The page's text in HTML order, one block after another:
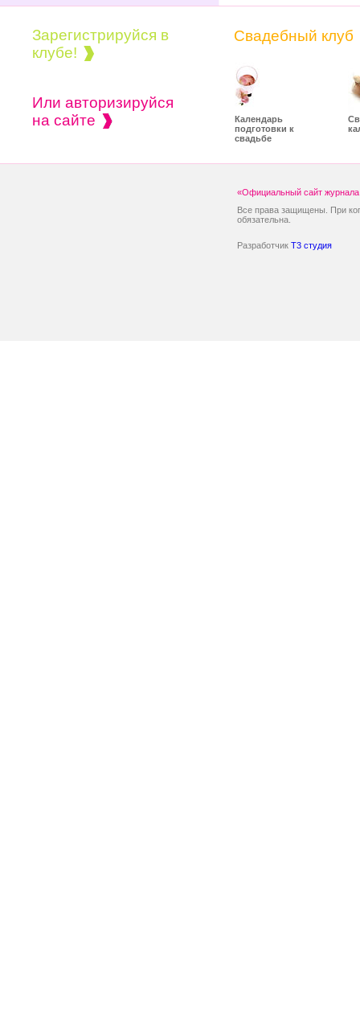
Зарегистрируйся в
клубе!
Или авторизируйся
на сайте
Свадебный клуб
Календарь
подготовки к
свадьбе
«Официальный сайт журнала
Все права защищены. При
обязательна.
Разработчик T3 студия